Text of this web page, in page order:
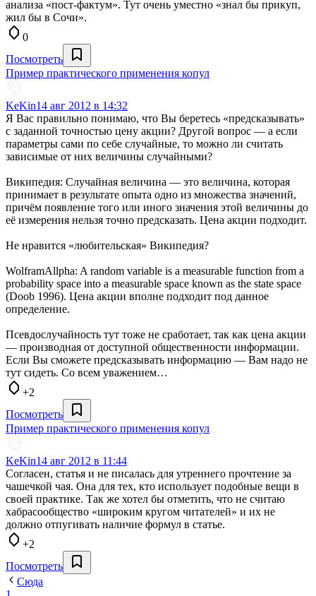
анализа «пост-фактум». Тут очень уместно «знал бы прикуп,
жил бы в Сочи».
0
Посмотреть
Пример практического применения копул
KeKin14 авг 2012 в 14:32
Я Вас правильно понимаю, что Вы беретесь «предсказывать»
с заданной точностью цену акции? Другой вопрос — а если
параметры сами по себе случайные, то можно ли считать
зависимые от них величины случайными?
Википедия: Случайная величина — это величина, которая
принимает в результате опыта одно из множества значений,
причём появление того или иного значения этой величины до
её измерения нельзя точно предсказать. Цена акции подходит.
Не нравится «любительская» Википедия?
WolframAllpha: A random variable is a measurable function from a
probability space into a measurable space known as the state space
(Doob 1996). Цена акции вполне подходит под данное
определение.
Псевдослучайность тут тоже не сработает, так как цена акции
— производная от доступной общественности информации.
Если Вы сможете предсказывать информацию — Вам надо не
тут сидеть. Со всем уважением…
+2
Посмотреть
Пример практического применения копул
KeKin14 авг 2012 в 11:44
Согласен, статья и не писалась для утреннего прочтение за
чашечкой чая. Она для тех, кто использует подобные вещи в
своей практике. Так же хотел бы отметить, что не считаю
хабрасообщество «широким кругом читателей» и их не
должно отпугивать наличие формул в статье.
+2
Посмотреть
Сюда